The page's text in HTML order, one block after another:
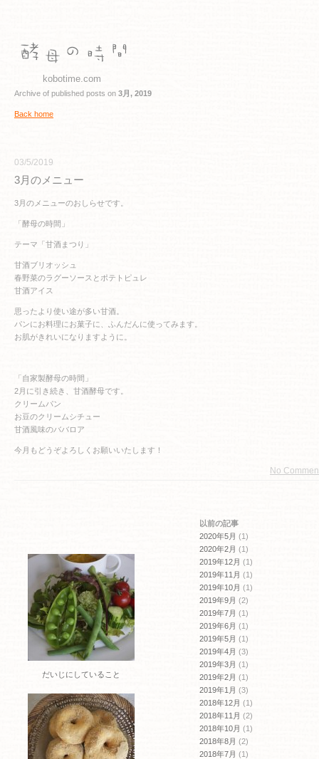
kobotime.com
Archive of published posts on 3月, 2019
Back home
3月のメニュー
03/5/2019
3月のメニューのおしらせです。
「酵母の時間」
テーマ「甘酒まつり」
甘酒ブリオッシュ
春野菜のラグーソースとポテトピュレ
甘酒アイス
思ったより使い途が多い甘酒。
パンにお料理にお菓子に、ふんだんに使ってみます。
お肌がきれいになりますように。
「自家製酵母の時間」
2月に引き続き、甘酒酵母です。
クリームパン
お豆のクリームシチュー
甘酒風味のババロア
今月もどうぞよろしくお願いいたします！
No
だいじにしていること
以前の記事
2020年5月 (1)
2020年2月 (1)
2019年12月 (1)
2019年11月 (1)
2019年10月 (1)
2019年9月 (2)
2019年7月 (1)
2019年6月 (1)
2019年5月 (1)
2019年4月 (3)
2019年3月 (1)
2019年2月 (1)
2019年1月 (3)
2018年12月 (1)
2018年11月 (2)
2018年10月 (1)
2018年8月 (2)
2018年7月 (1)